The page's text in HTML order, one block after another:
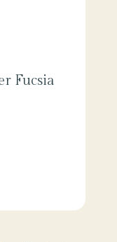
Fucsia